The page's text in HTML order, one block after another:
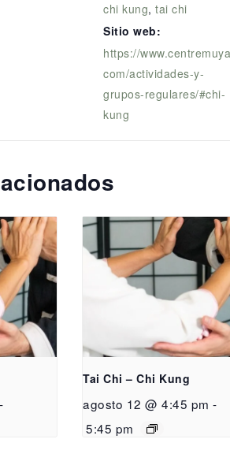
chi kung,tai chi
Sitio web:
https://
com/actividades-y-
grupos-regulares/#chi-
kung
-
Tai Chi – Chi Kung
agosto 12 @ 4:45 pm -
5:45 pm